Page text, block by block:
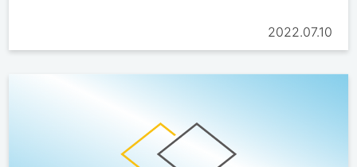
2022.07.10